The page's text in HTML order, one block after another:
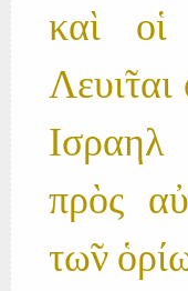
καὶ οἱ
πρὸς
τω̃ν